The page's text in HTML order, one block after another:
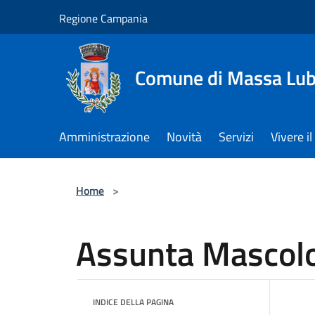
Regione Campania
Comune di Massa
Amministrazione Novità Servizi Vivere
Home >
Assunta
INDICE DELLA PAGINA